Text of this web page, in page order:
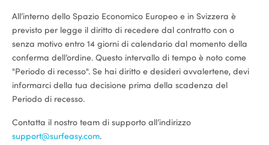
All’interno dello Spazio Economico Europeo e in Svizzera è
previsto per legge il diritto di recedere dal contratto con o
senza motivo entro 14 giorni di calendario dal momento della
conferma dell’ordine. Questo intervallo di tempo è noto come
"Periodo di recesso". Se hai diritto e desideri avvalertene, devi
informarci della tua decisione prima della scadenza del
Periodo di recesso.
Contatta il nostro team di supporto all’indirizzo
support@surfeasy.com.